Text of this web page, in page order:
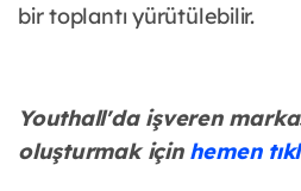
bir toplantı yürütülebilir.
Youthall'da işveren
oluşturmak için hemen